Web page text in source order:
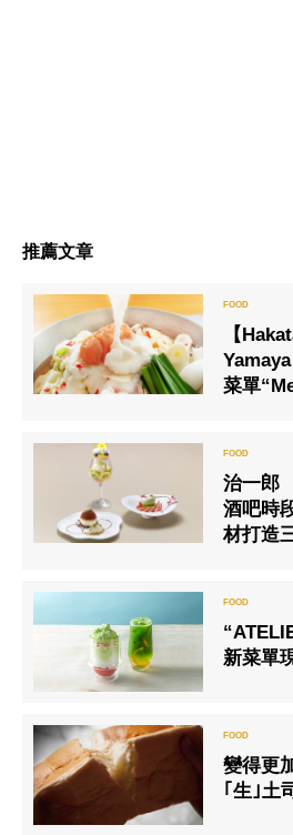
推薦文章
【
菜單
治一郎
酒吧時
材打造
新菜單
變得更
｢生｣土